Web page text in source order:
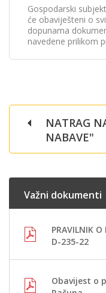
Gospodarski
će obaviješteni o
dopunama
navedene prilikom
NATRAG
NABAVE"
Važni dokumenti
PRAVILNIK O
D-235-22
Obavijest o